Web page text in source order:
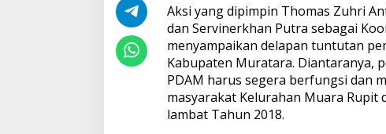
A
s
i
F
o
r
m
u
Aksi yang dipimpin Thomas Zuhri
dan Servinerkhan Putra sebagai
menyampaikan delapan tuntutan
Kabupaten Muratara. Diantaranya,
PDAM harus segera berfungsi dan
masyarakat Kelurahan Muara Rupit
lambat Tahun 2018.